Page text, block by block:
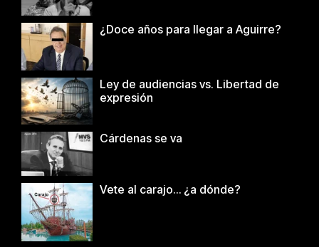
¿Doce años para llegar a Aguirre?
Ley de audiencias vs. Libertad de
expresión
Cárdenas se va
Vete al carajo… ¿a dónde?